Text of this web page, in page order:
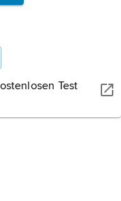
Test